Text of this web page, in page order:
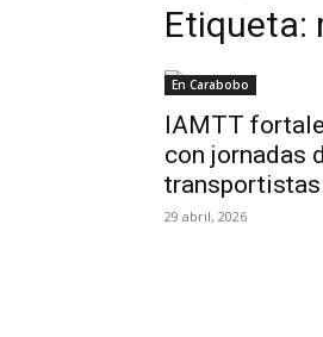
Etiqueta:
En Carabobo
IAMTT
con jornadas
transportistas
29 abril, 2026